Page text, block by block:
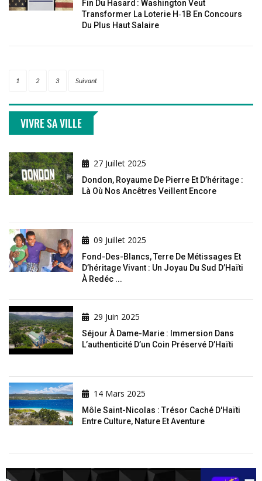
Fin Du Hasard : Washington Veut
Transformer La Loterie H‑1B En Concours
Du Plus Haut Salaire
1 2 3 Suivant
VIVRE SA VILLE
27 Juillet 2025
Dondon, Royaume De Pierre Et D’héritage :
Là Où Nos Ancêtres Veillent Encore
09 Juillet 2025
Fond-Des-Blancs, Terre De Métissages Et
D’héritage Vivant : Un Joyau Du Sud D’Haïti
À Redéc ...
29 Juin 2025
Séjour À Dame-Marie : Immersion Dans
L’authenticité D’un Coin Préservé D’Haïti
14 Mars 2025
Môle Saint-Nicolas : Trésor Caché D'Haïti
Entre Culture, Nature Et Aventure